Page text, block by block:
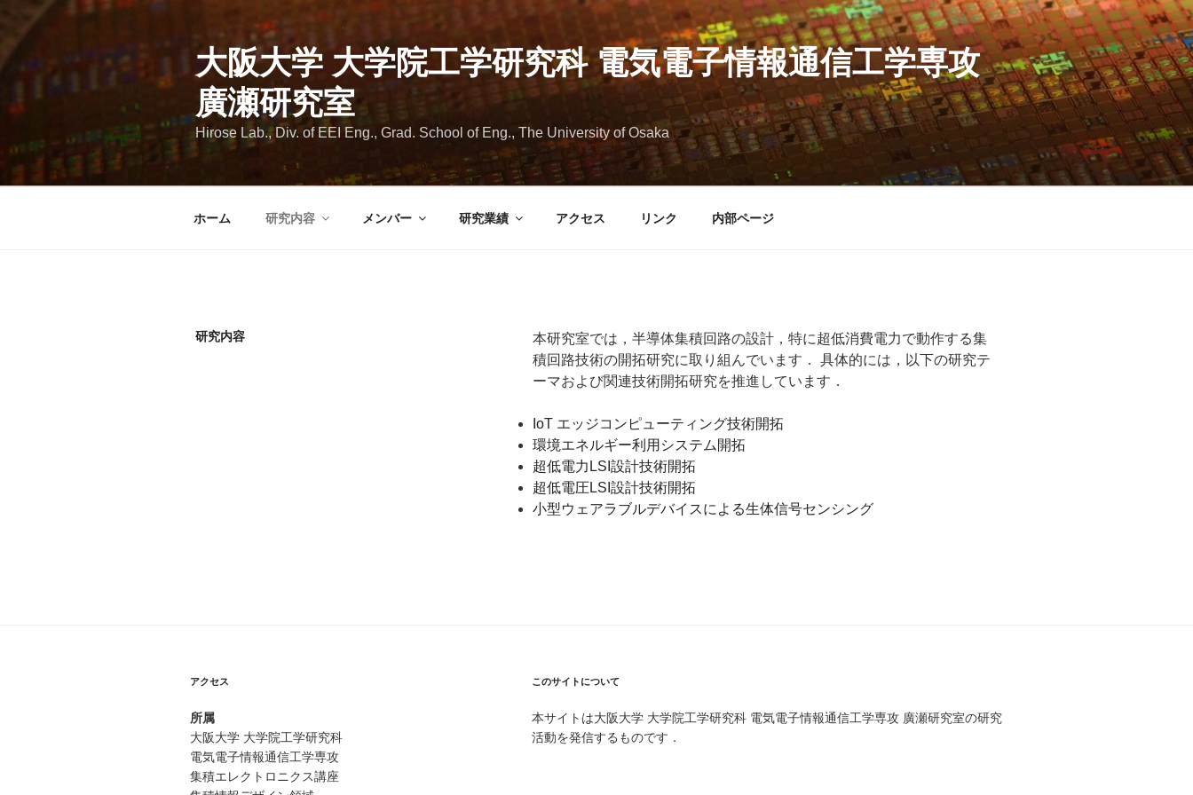
テ
ン
へ
ッ
大阪大学 大学院工学研究科 電気電子情報通信工学専攻
廣瀬研究室
Hirose Lab., Div. of EEI Eng., Grad. School of Eng., The University of Osaka
ホーム 研究内容 メンバー 研究業績 アクセス リンク 内部ページ
研究内容
本研究室では，半導体集積回路の設計，特に超低消費電力で動作する集
積回路技術の開拓研究に取り組んでいます． 具体的には，以下の研究テ
ーマおよび関連技術開拓研究を推進しています．
IoT エッジコンピューティング技術開拓
環境エネルギー利用システム開拓
超低電力LSI設計技術開拓
超低電圧LSI設計技術開拓
小型ウェアラブルデバイスによる生体信号センシング
アクセス
所属
大阪大学 大学院工学研究科
電気電子情報通信工学専攻
集積エレクトロニクス講座
このサイトについて
本サイトは大阪大学 大学院工学研究科 電気電子情報通信工学専攻 廣瀬研究室の研究
活動を発信するものです．